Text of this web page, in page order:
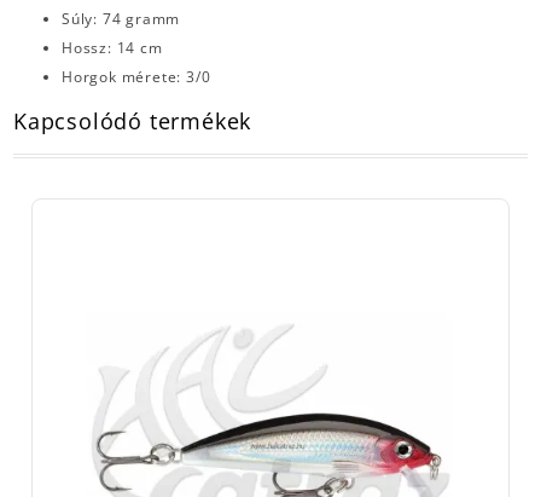
Súly: 74 gramm
Hossz: 14 cm
Horgok mérete: 3/0
Kapcsolódó termékek